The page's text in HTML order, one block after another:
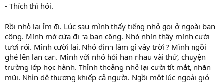
- Thích thì hỏi.
Rồi nhỏ lại ỉm đi. Lúc sau mình thấy tiếng nhỏ gọi ở ngoài ban
công. Mình mở cửa đi ra ban công. Nhỏ nhìn thấy mình cười
tươi rói. Mình cười lại. Nhỏ định làm gì vậy trời ? Mình ngồi
ghé lên lan can. Mình với nhỏ hỏi han nhau vài thứ, chuyện
trường lớp học hành. Thỉnh thoảng nhỏ lại cười tít mắt, nhăn
mũi. Nhìn dễ thương khiếp cả người. Ngồi một lúc ngoài gió